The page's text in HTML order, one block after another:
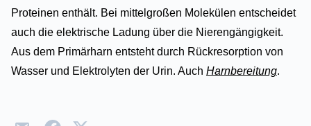
Proteinen enthält. Bei mittelgroßen Molekülen entscheidet
auch die elektrische Ladung über die Nierengängigkeit.
Aus dem Primärharn entsteht durch Rückresorption von
Wasser und Elektrolyten der Urin. Auch Harnbereitung.